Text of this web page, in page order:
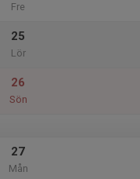
Fre
25
Lör
26
Sön
27
Mån